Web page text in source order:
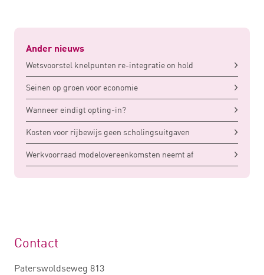
Ander nieuws
Wetsvoorstel knelpunten re-integratie on hold
Seinen op groen voor economie
Wanneer eindigt opting-in?
Kosten voor rijbewijs geen scholingsuitgaven
Werkvoorraad modelovereenkomsten neemt af
Contact
Paterswoldseweg 813